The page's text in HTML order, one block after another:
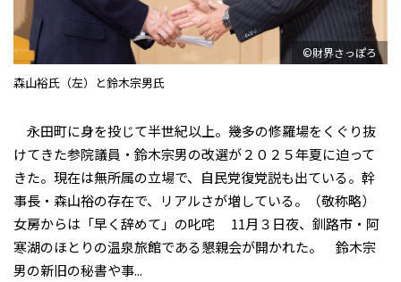
©財界さっぽろ
森山裕氏（左）と鈴木宗男氏
永田町に身を投じて半世紀以上。幾多の修羅場をくぐり抜
けてきた参院議員・鈴木宗男の改選が２０２５年夏に迫って
きた。現在は無所属の立場で、自民党復党説も出ている。幹
事長・森山𥙿の存在で、リアルさが増している。（敬称略）
女房からは「早く辞めて」の叱咤 11月３日夜、釧路市・阿
寒湖のほとりの温泉旅館である懇親会が開かれた。 鈴木宗
男の新旧の秘書や事...